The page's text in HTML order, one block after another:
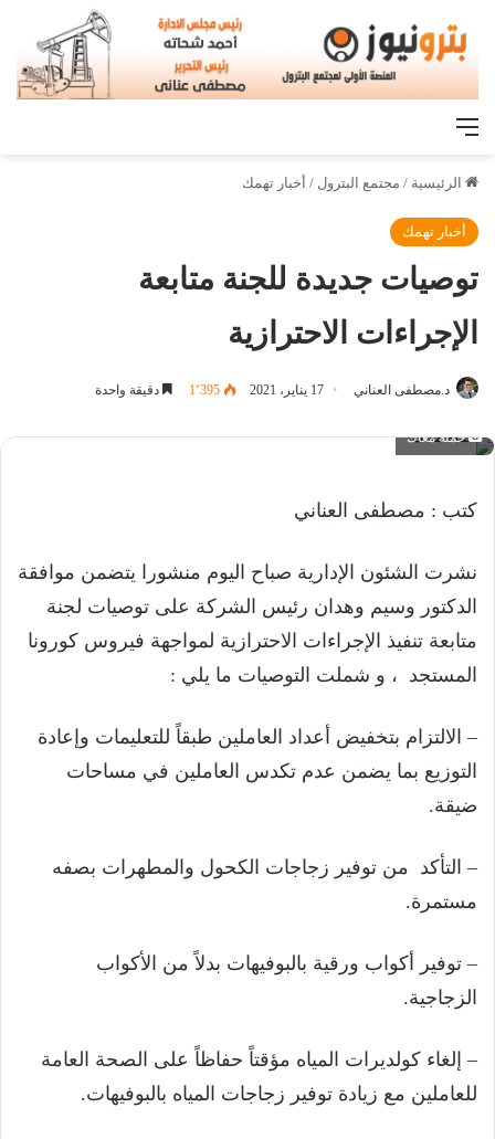
القائمة
الرئيسية / مجتمع البترول / أخبار تهمك
أخبار تهمك
توصيات جديدة للجنة متابعة
الإجراءات الاحترازية
د.مصطفى العناني 17 يناير، 2021 1٬395 دقيقة واحدة
حملة معاك
كتب : مصطفى العناني
نشرت الشئون الإدارية صباح اليوم منشورا يتضمن موافقة
الدكتور وسيم وهدان رئيس الشركة على توصيات لجنة
متابعة تنفيذ الإجراءات الاحترازية لمواجهة فيروس كورونا
المستجد ، و شملت التوصيات ما يلي :
– الالتزام بتخفيض أعداد العاملين طبقاً للتعليمات وإعادة
التوزيع بما يضمن عدم تكدس العاملين في مساحات
ضيقة.
– التأكد من توفير زجاجات الكحول والمطهرات بصفه
مستمرة.
– توفير أكواب ورقية بالبوفيهات بدلاً من الأكواب
الزجاجية.
– إلغاء كولديرات المياه مؤقتاً حفاظاً على الصحة العامة
للعاملين مع زيادة توفير زجاجات المياه بالبوفيهات.